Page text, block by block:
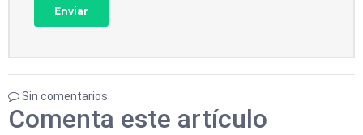
Sin comentarios
Comenta este artículo